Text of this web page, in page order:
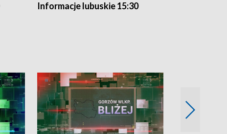
Informacje lubuskie 15:30